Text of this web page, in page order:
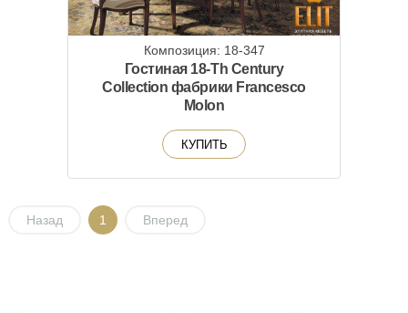
Композиция: 18-347
Гостиная 18-Th Century
Collection фабрики Francesco
Molon
КУПИТЬ
Назад 1 Вперед